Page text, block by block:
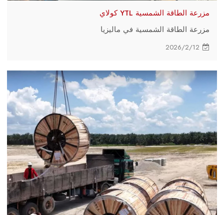
مزرعة الطاقة الشمسية YTL كولاي
مزرعة الطاقة الشمسية في ماليزيا
2026/2/12